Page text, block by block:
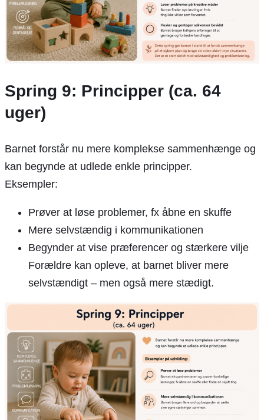
Spring 9: Principper (ca. 64
uger)
Barnet forstår nu mere komplekse sammenhænge og
kan begynde at udlede enkle principper.
Eksempler:
Prøver at løse problemer, fx åbne en skuffe
Mere selvstændig i kommunikationen
Begynder at vise præferencer og stærkere vilje
Forældre kan opleve, at barnet bliver mere
selvstændigt – men også mere stædigt.